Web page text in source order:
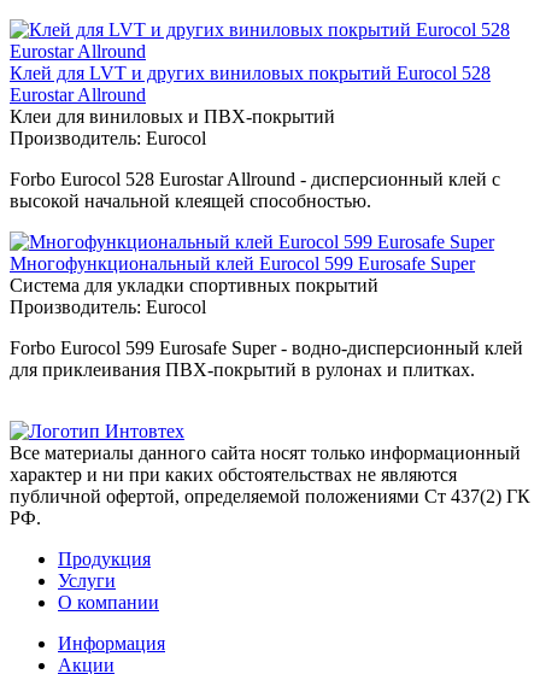
Клей для LVT и других виниловых покрытий Eurocol 528
Eurostar Allround
Клеи для виниловых и ПВХ-покрытий
Производитель: Eurocol
Forbo Eurocol 528 Eurostar Allround - дисперсионный клей с
высокой начальной клеящей способностью.
Многофункциональный клей Eurocol 599 Eurosafe Super
Система для укладки спортивных покрытий
Производитель: Eurocol
Forbo Eurocol 599 Eurosafe Super - водно-дисперсионный клей
для приклеивания ПВХ-покрытий в рулонах и плитках.
Все материалы данного сайта носят только информационный
характер и ни при каких обстоятельствах не являются
публичной офертой, определяемой положениями Ст 437(2) ГК
РФ.
Продукция
Услуги
О компании
Информация
Акции